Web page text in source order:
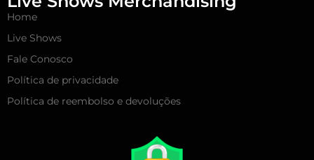
Home
Live Shows
Fale Conosco
Política de privacidade
Política de reembolso e devoluções